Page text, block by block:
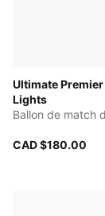
Ultimate
Lights
Ballon de match
CAD $180.00